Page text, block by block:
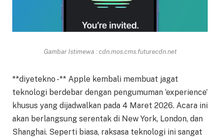
Gambar Istimewa : cdn.mos.cms.futurecdn.net
**diyetekno -** Apple kembali membuat jagat
teknologi berdebar dengan pengumuman ‘experience’
khusus yang dijadwalkan pada 4 Maret 2026. Acara ini
akan berlangsung serentak di New York, London, dan
Shanghai. Seperti biasa, raksasa teknologi ini sangat